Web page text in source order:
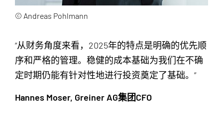
© Andreas Pohlmann
“从财务角度来看，2025年的特点是明确的优先顺
序和严格的管理。稳健的成本基础为我们在不确
定时期仍能有针对性地进行投资奠定了基础。”
Hannes Moser, Greiner AG集团CFO